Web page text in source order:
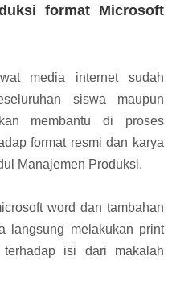
format Microsoft
media internet sudah
siswa maupun
membantu di proses
format resmi dan karya
Manajemen Produksi.
word dan tambahan
langsung melakukan print
isi dari makalah